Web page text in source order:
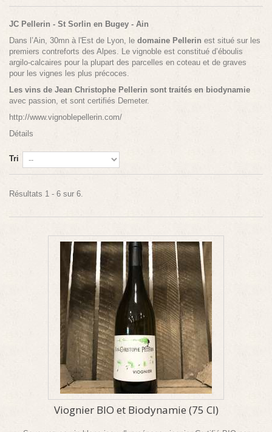
JC Pellerin - St Sorlin en Bugey - Ain
Dans l’Ain, 30mn à l'Est de Lyon, le domaine Pellerin est situé sur les
premiers contreforts des Alpes. Le vignoble est constitué d’éboulis
argilo-calcaires pour la plupart des parcelles en coteau et de graves
pour les vignes les plus précoces.
Les vins de Jean Christophe Pellerin sont traités en biodynamie
avec passion, et sont certifiés Demeter.
http://www.vignoblepellerin.com/
Détails
Tri
Résultats 1 - 6 sur 6.
Viognier BIO et Biodynamie (75 Cl)